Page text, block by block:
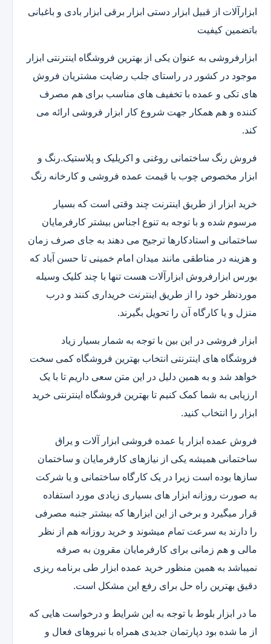
ابزارآلات از قبیل ابزار دستی ابزار برقی ابزار بادی و باغبانی
باتضمین کیفیت
ابزارفروشی به عنوان یکی از بهترین فروشگاه اینترنتی ابزار
موجود در کشور در راستای جلب رضایت مشتریان فروش
های تکی و عمده با تخفیف های مناسب برای هم مصرف
کننده و هم همکار جهت شروع کار ابزار فروشی ارائه می
کند.
فروش رنگ ساختمانی روغنی و اکریلیک و پلاستیک.رنگ و
ابزار مخصوص چوب با قیمت عمده فروشی و کارخانه رنگ
خرید ابزار از طریق اینترنت چند وقتی است که بسیار
مرسوم شده و با توجه به تنوع اجناس بیشتر کارفرمایان
ساختمانی و استادکارها ترجیح می دهند به جای صرف زمان
و هزینه در مناطقی مانند میدان امام خمینی تا حسن آباد که
بورس ابزارفروش ابزارآلات هست تنها با چند کلیک وسیله
موردنظر خود را از طریق اینترنت خریداری کنند و درب
منزل و یا کارگاه آن را تحویل بگیرند.
ابزار فروشی در این بین با توجه به شمار بسیار زیاد
فروشگاه های اینترنتی انتخاب بهترین فروشگاه کمی سخت
خواهد شد و به همین دلیل در این متن سعی داریم تا با یک
ارزیابی به شما کمک کنیم تا بهترین فروشگاه اینترنتی خرید
ابزار را انتخاب کنید.
فروش عمده ابزار یا عمده فروشی ابزار آلات و یراق
ساختمانی همیشه یکی از نیازهای کارفرمایان و ساختمان
سازها بوده است زیرا در یک کارگاه ساختمانی و یا شرکت
به صورت روزانه ابزار های بسیاری زیادی مورد استفاده
قرار میگیرد و برخی از این ابزارها که بیشتر جنبه مصرفی
را دارند به سرعت تمام میشوند و خرید روزانه هم از نظر
مالی و هم زمانی برای کارفرمایان مقرون به صرفه
نمیباشد به همین منظور خرید عمده ابزار طی برنامه ریزی
دقیق بهترین راه حل برای رفع این مشکل است.
ما در ابزار بلوط با توجه به این شرایط و درخواست هایی که
از ما شده بود دپارتمان جدیدی همراه با نیروهای فعال و